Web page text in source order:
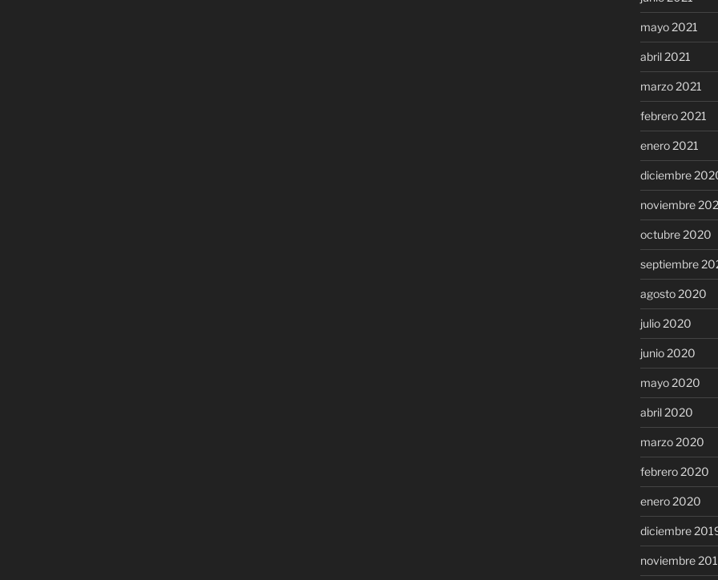
mayo 2021
abril 2021
marzo 2021
febrero 2021
enero 2021
diciembre
noviembre
octubre 2020
septiembre
agosto 2020
julio 2020
junio 2020
mayo 2020
abril 2020
marzo 2020
febrero 2020
enero 2020
diciembre
noviembre